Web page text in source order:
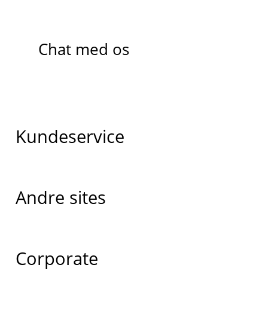
Chat med os
Kundeservice
Andre sites
Corporate